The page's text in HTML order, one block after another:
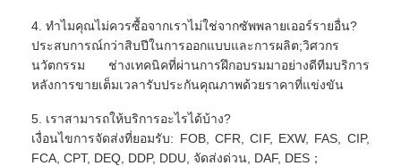
4. ทำไมคุณไม่ควรซื้อจากเราไม่ใช่จากซัพพลายเออร์รายอื่น?
ประสบการณ์กว่าสิบปีในการออกแบบและการผลิต;วิศวกร
นวัตกรรม ช่างเทคนิคที่ผ่านการฝึกอบรมมาอย่างดีทีมบริการ
หลังการขายเต็มเวลารับประกันคุณภาพด้วยราคาที่แข่งขัน
5. เราสามารถให้บริการอะไรได้บ้าง?
เงื่อนไขการจัดส่งที่ยอมรับ: FOB, CFR, CIF, EXW, FAS, CIP,
FCA, CPT, DEQ, DDP, DDU, จัดส่งด่วน, DAF, DES；